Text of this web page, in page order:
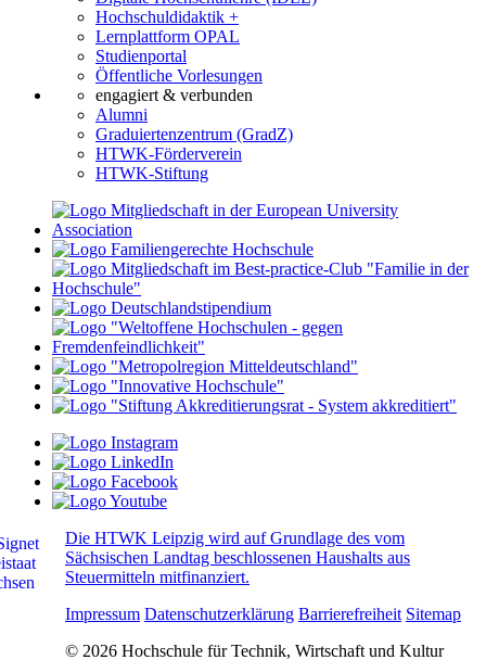
Hochschuldidaktik +
Lernplattform OPAL
Studienportal
Öffentliche Vorlesungen
engagiert & verbunden
Alumni
Graduiertenzentrum (GradZ)
HTWK-Förderverein
HTWK-Stiftung
Die HTWK Leipzig wird auf Grundlage des vom
Sächsischen Landtag beschlossenen Haushalts aus
Steuermitteln mitfinanziert.
Impressum Datenschutzerklärung Barrierefreiheit Sitemap
© 2026 Hochschule für Technik, Wirtschaft und Kultur